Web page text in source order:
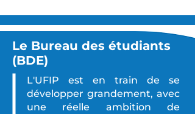
Le Bureau des étudiants
(BDE)
L'UFIP est en train de se
développer grandement, avec
une réelle ambition de